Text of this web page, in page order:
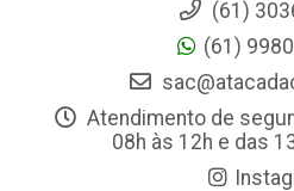
(61)
(61)
Atendimento de
08h às 12h e das